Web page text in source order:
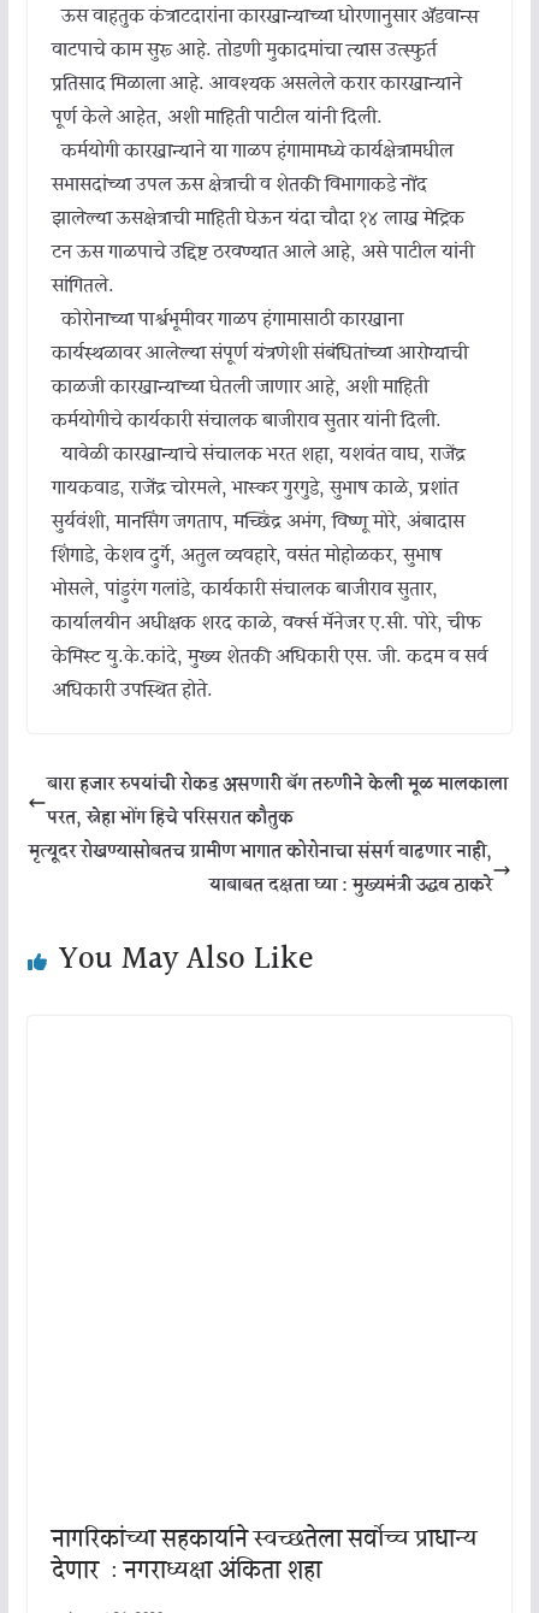
ऊस वाहतुक कंत्राटदारांना कारखान्याच्या धोरणानुसार ॲडवान्स
वाटपाचे काम सुरू आहे. तोडणी मुकादमांचा त्यास उत्स्फुर्त
प्रतिसाद मिळाला आहे. आवश्यक असलेले करार कारखान्याने
पूर्ण केले आहेत, अशी माहिती पाटील यांनी दिली.
कर्मयोगी कारखान्याने या गाळप हंगामामध्ये कार्यक्षेत्रामधील
सभासदांच्या उपलब्ध ऊस क्षेत्राची व शेतकी विभागाकडे नोंद
झालेल्या ऊसक्षेत्राची माहिती घेऊन यंदा चौदा १४ लाख मेट्रिक
टन ऊस गाळपाचे उद्दिष्ट ठरवण्यात आले आहे, असे पाटील यांनी
सांगितले.
कोरोनाच्या पार्श्वभूमीवर गाळप हंगामासाठी कारखाना
कार्यस्थळावर आलेल्या संपूर्ण यंत्रणेशी संबंधितांच्या आरोग्याची
काळजी कारखान्याच्या घेतली जाणार आहे, अशी माहिती
कर्मयोगीचे कार्यकारी संचालक बाजीराव सुतार यांनी दिली.
यावेळी कारखान्याचे संचालक भरत शहा, यशवंत वाघ, राजेंद्र
गायकवाड, राजेंद्र चोरमले, भास्कर गुरगुडे, सुभाष काळे, प्रशांत
सुर्यवंशी, मानसिंग जगताप, मच्छिंद्र अभंग, विष्णू मोरे, अंबादास
शिंगाडे, केशव दुर्गे, अतुल व्यवहारे, वसंत मोहोळकर, सुभाष
भोसले, पांडुरंग गलांडे, कार्यकारी संचालक बाजीराव सुतार,
कार्यालयीन अधीक्षक शरद काळे, वर्क्स मॅनेजर ए.सी. पोरे, चीफ
केमिस्ट यु.के.कांदे, मुख्य शेतकी अधिकारी एस. जी. कदम व सर्व
अधिकारी उपस्थित होते.
बारा हजार रुपयांची रोकड असणारी बॅग तरुणीने केली मूळ मालकाला
परत, स्नेहा भोंग हिचे परिसरात कौतुक
मृत्यूदर रोखण्यासोबतच ग्रामीण भागात कोरोनाचा संसर्ग वाढणार नाही,
याबाबत दक्षता घ्या : मुख्यमंत्री उद्धव ठाकरे
You May Also Like
नागरिकांच्या सहकार्याने स्वच्छतेला सर्वोच्च प्राधान्य
देणार : नगराध्यक्षा अंकिता शहा